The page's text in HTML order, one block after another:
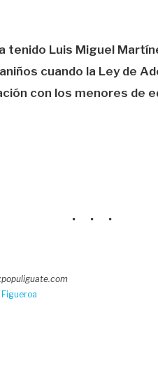
tenido Luis Miguel
cuando la Ley de
con los menores de